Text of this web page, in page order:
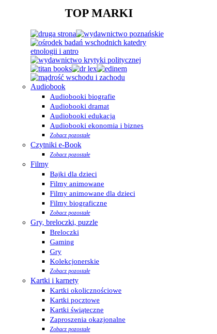
TOP MARKI
Audiobook
Audiobooki biografie
Audiobooki dramat
Audiobooki edukacja
Audiobooki ekonomia i biznes
Zobacz pozostałe
Czytniki e-Book
Zobacz pozostałe
Filmy
Bajki dla dzieci
Filmy animowane
Filmy animowane dla dzieci
Filmy biograficzne
Zobacz pozostałe
Gry, breloczki, puzzle
Breloczki
Gaming
Gry
Kolekcjonerskie
Zobacz pozostałe
Kartki i karnety
Kartki okolicznościowe
Kartki pocztowe
Kartki świąteczne
Zaproszenia okazjonalne
Zobacz pozostałe